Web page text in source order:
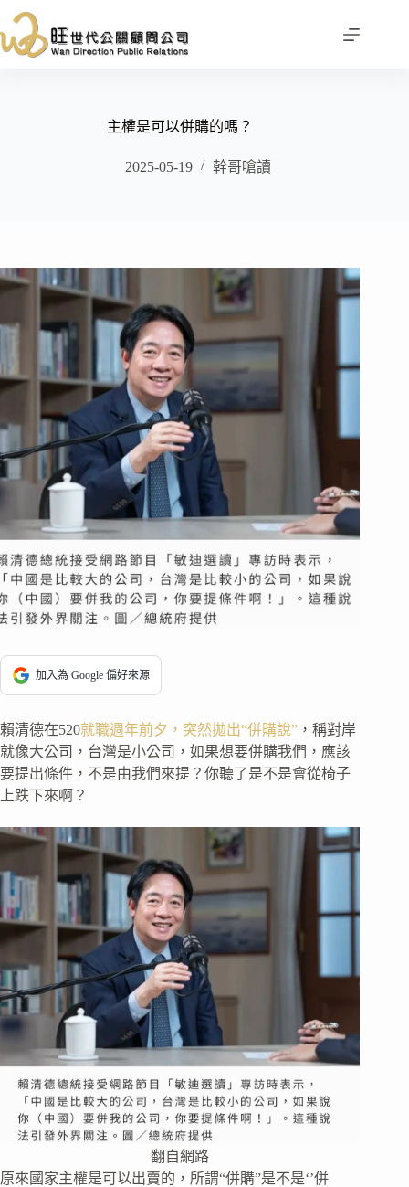
至
主
主權是可以併購的嗎？
2025-05-19 幹哥嗆讀
加入為 Google 偏好來源
賴清德在520就職週年前夕，突然拋出“併購說” ，稱對岸
就像大公司，台灣是小公司，如果想要併購我們，應該
要提出條件，不是由我們來提？你聽了是不是會從椅子
上跌下來啊？
翻自網路
原來國家主權是可以出賣的，所謂“併購”是不是‘’併